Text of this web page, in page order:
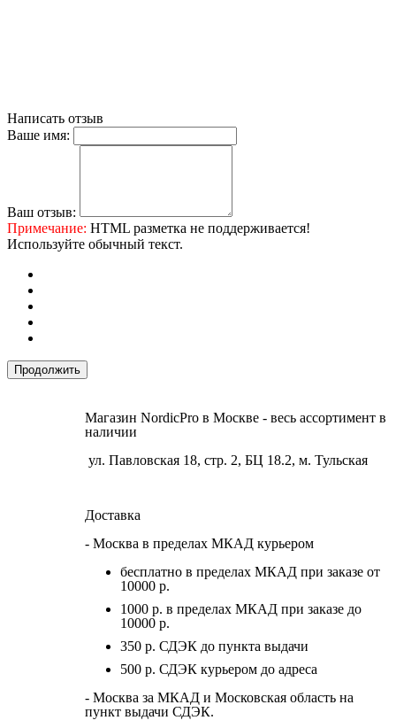
Написать отзыв
Ваше имя:
Ваш отзыв:
Примечание: HTML разметка не поддерживается!
Используйте обычный текст.
Продолжить
Магазин NordicPro в Москве - весь ассортимент в
наличии
ул. Павловская 18, стр. 2, БЦ 18.2, м. Тульская
Доставка
- Москва в пределах МКАД курьером
бесплатно в пределах МКАД при заказе от
10000 р.
1000 р. в пределах МКАД при заказе до
10000 р.
350 р. СДЭК до пункта выдачи
500 р. СДЭК курьером до адреса
- Москва за МКАД и Московская область на
пункт выдачи СДЭК.